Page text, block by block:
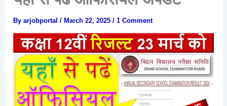
Byarjobportal/ March 22, 2025/1 Comment